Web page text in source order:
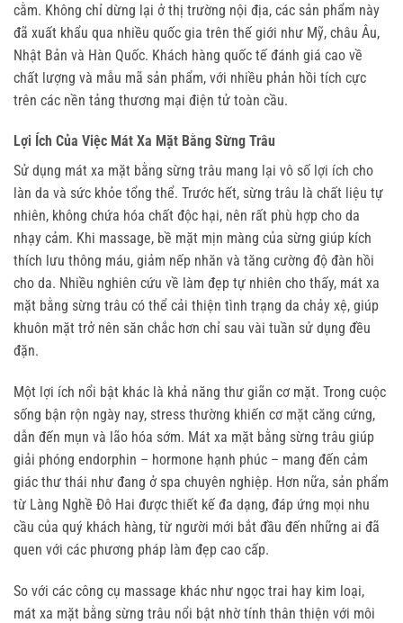
cằm. Không chỉ dừng lại ở thị trường nội địa, các sản phẩm này
đã xuất khẩu qua nhiều quốc gia trên thế giới như Mỹ, châu Âu,
Nhật Bản và Hàn Quốc. Khách hàng quốc tế đánh giá cao về
chất lượng và mẫu mã sản phẩm, với nhiều phản hồi tích cực
trên các nền tảng thương mại điện tử toàn cầu.
Lợi Ích Của Việc Mát Xa Mặt Bằng Sừng Trâu
Sử dụng mát xa mặt bằng sừng trâu mang lại vô số lợi ích cho
làn da và sức khỏe tổng thể. Trước hết, sừng trâu là chất liệu tự
nhiên, không chứa hóa chất độc hại, nên rất phù hợp cho da
nhạy cảm. Khi massage, bề mặt mịn màng của sừng giúp kích
thích lưu thông máu, giảm nếp nhăn và tăng cường độ đàn hồi
cho da. Nhiều nghiên cứu về làm đẹp tự nhiên cho thấy, mát xa
mặt bằng sừng trâu có thể cải thiện tình trạng da chảy xệ, giúp
khuôn mặt trở nên săn chắc hơn chỉ sau vài tuần sử dụng đều
đặn.
Một lợi ích nổi bật khác là khả năng thư giãn cơ mặt. Trong cuộc
sống bận rộn ngày nay, stress thường khiến cơ mặt căng cứng,
dẫn đến mụn và lão hóa sớm. Mát xa mặt bằng sừng trâu giúp
giải phóng endorphin – hormone hạnh phúc – mang đến cảm
giác thư thái như đang ở spa chuyên nghiệp. Hơn nữa, sản phẩm
từ Làng Nghề Đô Hai được thiết kế đa dạng, đáp ứng mọi nhu
cầu của quý khách hàng, từ người mới bắt đầu đến những ai đã
quen với các phương pháp làm đẹp cao cấp.
So với các công cụ massage khác như ngọc trai hay kim loại,
mát xa mặt bằng sừng trâu nổi bật nhờ tính thân thiện với môi